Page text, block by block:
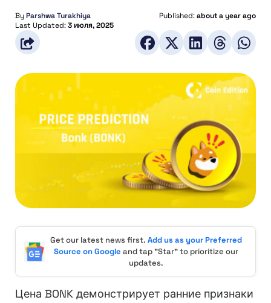
ByParshwa Turakhiya Published:about a year ago
Last Updated:3 июля, 2025
Get our latest news first. Add us as your Preferred
Source on Google and tap "Star" to prioritize our
updates.
Цена BONK демонстрирует ранние признаки